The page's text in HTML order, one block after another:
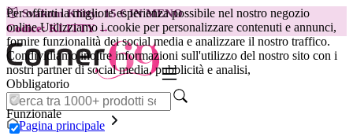
Per offrirti la migliore esperienza possibile nel nostro negozio
online.Utilizziamo i cookie per personalizzare contenuti e annunci,
fornire funzionalità dei social media e analizzare il nostro traffico.
Condividiamo inoltre informazioni sull'utilizzo del nostro sito con i
nostri partner di social media, pubblicità e analisi,
Obbligatorio
Funzionale
😽Svakom Klitty: 15 € IN MENO
Codice: KLITTY →
Pagina principale